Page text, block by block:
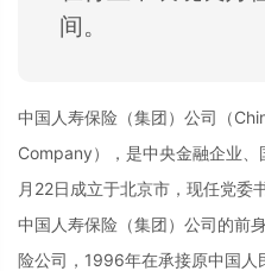
间。
中国人寿保险（集团）公司（
Company），是中央金融企业
月22日成立于北京市，现任党委
中国人寿保险（集团）公司的前
险公司，1996年在承接原中国人